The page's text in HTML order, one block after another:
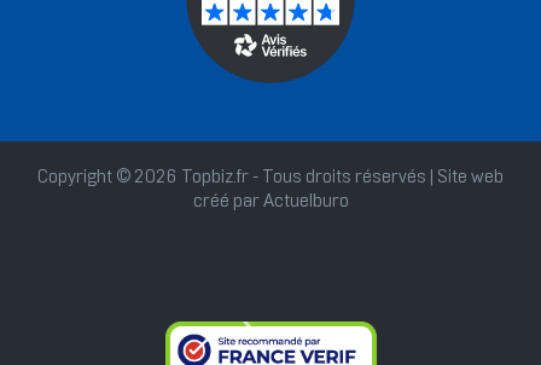
Copyright © 2026 Topbiz.fr - Tous droits réservés | Site web
créé par Actuelburo